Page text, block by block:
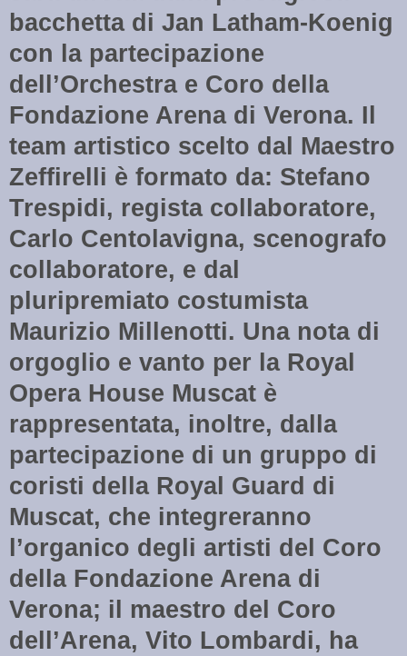
bacchetta di Jan Latham-Koenig
con la partecipazione
dell’Orchestra e Coro della
Fondazione Arena di Verona. Il
team artistico scelto dal Maestro
Zeffirelli è formato da: Stefano
Trespidi, regista collaboratore,
Carlo Centolavigna, scenografo
collaboratore, e dal
pluripremiato costumista
Maurizio Millenotti. Una nota di
orgoglio e vanto per la Royal
Opera House Muscat è
rappresentata, inoltre, dalla
partecipazione di un gruppo di
coristi della Royal Guard di
Muscat, che integreranno
l’organico degli artisti del Coro
della Fondazione Arena di
Verona; il maestro del Coro
dell’Arena, Vito Lombardi, ha